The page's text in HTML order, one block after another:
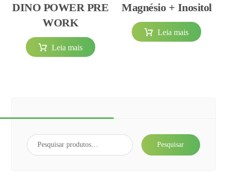
DINO POWER PRE
WORK
Leia mais
Magnésio + Inositol
Leia mais
Pesquisar